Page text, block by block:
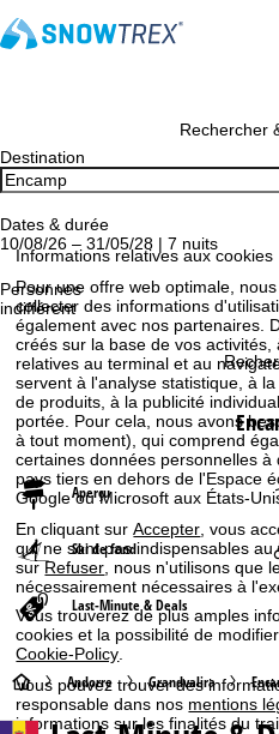
Informations relatives aux cookies
Pour une offre web optimale,
collecter des informations
également avec nos partenaires.
créés sur la base de vos
relatives au terminal et au
servent à l'analyse statistique, à
de produits, à la publicité
portée. Pour cela, nous avons
à tout moment), qui comprend
certaines données personnelles
pays tiers en dehors de l'Espace
Google ou Microsoft aux États-
En cliquant surAccepter , vous
qui ne sont pas indispensables
surRefuser , nous n'utilisons que
nécessairement nécessaires à
Vous trouverez de plus amples
cookies et la possibilité de
Cookie-Policy
Vous pouvez trouver des
responsable dans nos mentions
informations sur les finalités du
Rechercher
Destination
Dates & durée
10/08/26 – 31/05/28 | 7 nuits
Personnes
indifférent
Aperçu
Ski de fond
Last-Minute & Deals
P
a
Andorre Grandvalira